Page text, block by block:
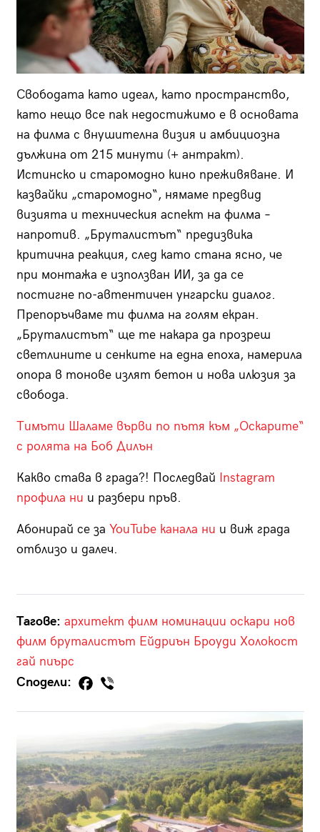
Свободата като идеал, като пространство,
като нещо все пак недостижимо е в основата
на филма с внушителна визия и амбициозна
дължина от 215 минути (+ антракт).
Истинско и старомодно кино преживяване. И
казвайки „старомодно“, нямаме предвид
визията и техническия аспект на филма –
напротив. „Бруталистът“ предизвика
критична реакция, след като стана ясно, че
при монтажа е използван ИИ, за да се
постигне по-автентичен унгарски диалог.
Препоръчваме ти филма на голям екран.
„Бруталистът“ ще те накара да прозреш
светлините и сенките на една епоха, намерила
опора в тонове излят бетон и нова илюзия за
свобода.
Тимъти Шаламе върви по пътя към „Оскарите“
с ролята на Боб Дилън
Какво става в града?! Последвай Instagram
профила ни и разбери пръв.
Абонирай се за YouTube канала ни и виж града
отблизо и далеч.
Тагове: архитект филм номинации оскари нов
филм бруталистът Ейдриън Броуди Холокост
гай пиърс
Сподели: